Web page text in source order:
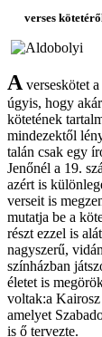
verses
A verseskötet
úgyis, hogy
kötetének
mindezektől
talán csak egy
Jenőnél a 19.
azért is
verseit is
mutatja be a
részt ezzel is
nagyszerű,
színházban
életet is
voltak:a
amelyet
is ő tervezte.